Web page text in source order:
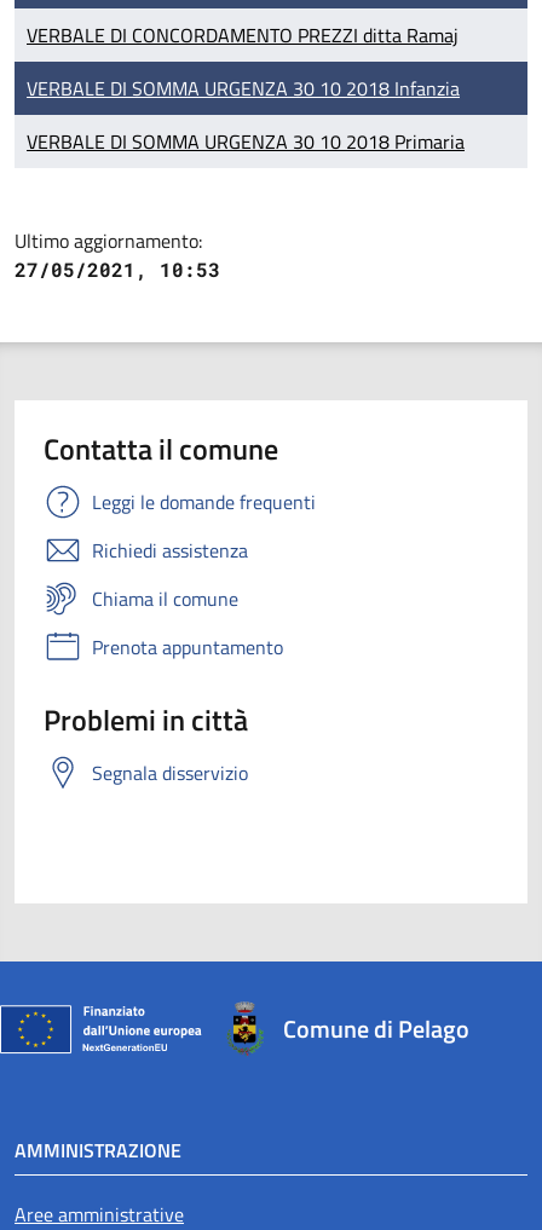
VERBALE DI CONCORDAMENTO PREZZI ditta Ramaj
VERBALE DI SOMMA URGENZA 30 10 2018 Infanzia
VERBALE DI SOMMA URGENZA 30 10 2018 Primaria
Ultimo aggiornamento:
27/05/2021, 10:53
Contatta il comune
Leggi le domande frequenti
Richiedi assistenza
Chiama il comune
Prenota appuntamento
Problemi in città
Segnala disservizio
Comune di Pelago
AMMINISTRAZIONE
Aree amministrative